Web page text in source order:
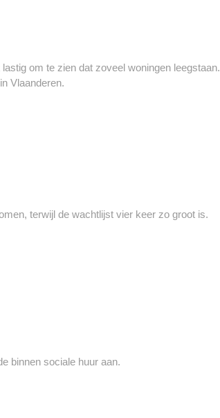
om te zien dat zoveel woningen leegstaan.
Vlaanderen.
terwijl de wachtlijst vier keer zo groot is.
binnen sociale huur aan.